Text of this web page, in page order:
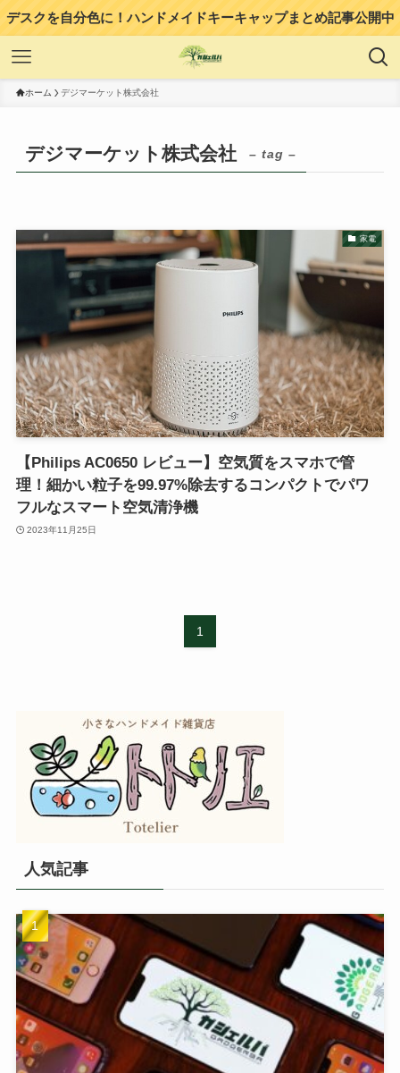
デスクを自分色に！ハンドメイドキーキャップまとめ記事公開中
ホーム デジマーケット株式会社
デジマーケット株式会社 – tag –
家電
【Philips AC0650 レビュー】空気質をスマホで管
理！細かい粒子を99.97%除去するコンパクトでパワ
フルなスマート空気清浄機
2023年11月25日
1
人気記事